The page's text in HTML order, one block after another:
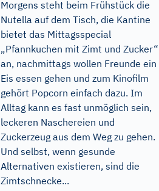
Morgens steht beim Frühstück die
Nutella auf dem Tisch, die Kantine
bietet das Mittagsspecial
„Pfannkuchen mit Zimt und Zucker“
an, nachmittags wollen Freunde ein
Eis essen gehen und zum Kinofilm
gehört Popcorn einfach dazu. Im
Alltag kann es fast unmöglich sein,
leckeren Naschereien und
Zuckerzeug aus dem Weg zu gehen.
Und selbst, wenn gesunde
Alternativen existieren, sind die
Zimtschnecke...